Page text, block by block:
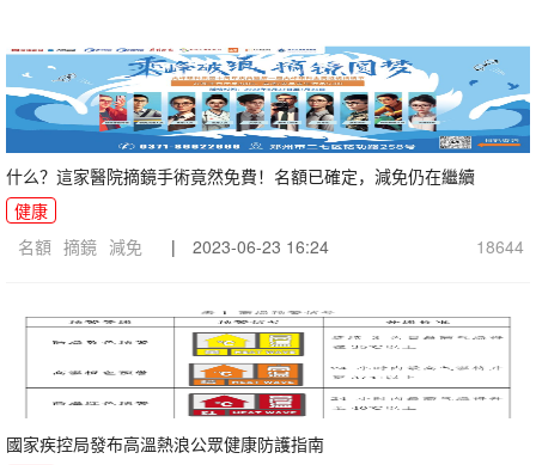
詳情
什么？這家醫院摘鏡手術竟然免費！名額已確定，減免仍在繼續
健康
名額 摘鏡 減免 | 2023-06-23 16:24 18644
國家疾控局發布高溫熱浪公眾健康防護指南